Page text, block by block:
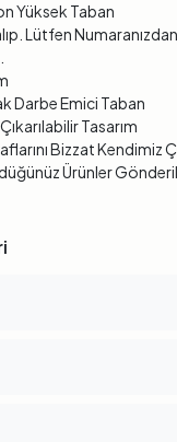
Yüksek Taban
Lütfen
Darbe Emici Taban
Tasarım
Bizzat Kendimiz
Ürünler